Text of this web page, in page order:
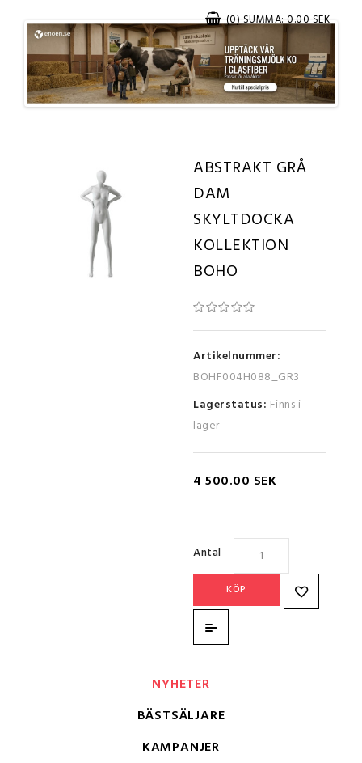
(0) SUMMA: 0.00 SEK
ABSTRAKT GRÅ
DAM
SKYLTDOCKA
KOLLEKTION
BOHO
Artikelnummer:
BOHF004H088_GR3
Lagerstatus: Finns i
lager
4 500.00 SEK
Antal
KÖP
NYHETER
BÄSTSÄLJARE
KAMPANJER